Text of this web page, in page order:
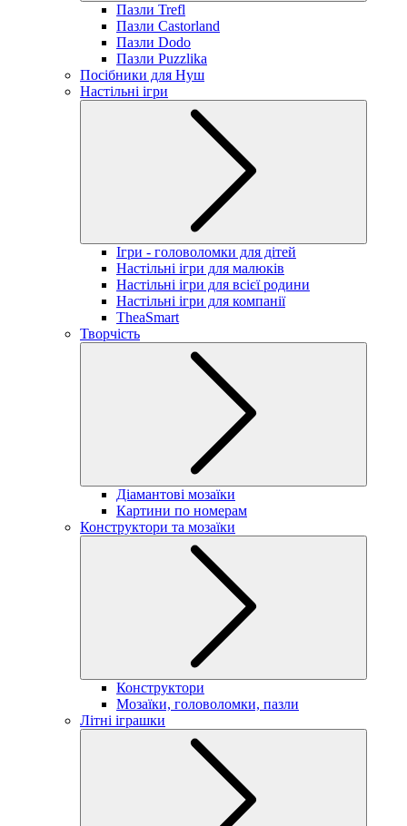
Пазли Trefl
Пазли Castorland
Пазли Dodo
Пазли Puzzlika
Посібники для Нуш
Настільні ігри
Ігри - головоломки для дітей
Настільні ігри для малюків
Настільні ігри для всієї родини
Настільні ігри для компанії
TheaSmart
Творчість
Діамантові мозаїки
Картини по номерам
Конструктори та мозаїки
Конструктори
Мозаїки, головоломки, пазли
Літні іграшки